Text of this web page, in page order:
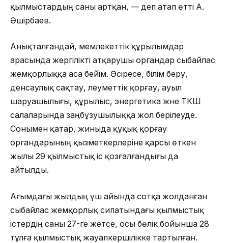
қылмыстардың саны артқан, — деп атап өтті А.
Әшірбаев.
Анықталғандай, мемлекеттік құрылымдар
арасында жергілікті атқарушы органдар сыбайлас
жемқорлыққа аса бейім. Әсіресе, білім беру,
денсаулық сақтау, әлеуметтік қорғау, ауыл
шаруашылығы, құрылыс, энергетика және ТКШ
салаларында заңбұзушылыққа жол берілеуде.
Сонымен қатар, жиныда құқық қорғау
органдарының қызметкерлеріне қарсы өткен
жылы 29 қылмыстық іс қозғалғандығы да
айтылды.
Ағымдағы жылдың үш айында сотқа жолданған
сыбайлас жемқорлық сипатындағы қылмыстық
істердің саны 27-ге жетсе, осы бөлік бойынша 28
тұлға қылмыстық жауапкершілікке тартылған.